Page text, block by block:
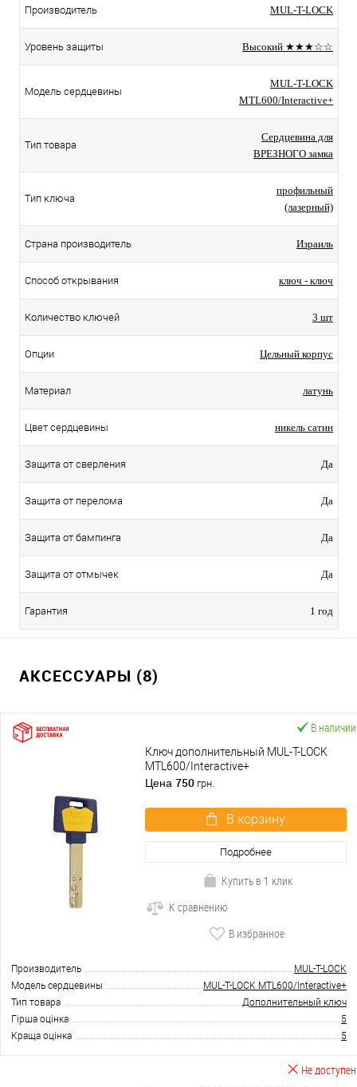
Производитель MUL-T-LOCK
Уровень защиты Высокий ★★★☆☆
Модель сердцевины
MUL-T-LOCK
MTL600/Interactive+
Тип товара
Сердцевина для
ВРЕЗНОГО замка
Тип ключа
профильный
(лазерный)
Страна производитель Израиль
Способ открывания ключ - ключ
Количество ключей 3 шт
Опции Цельный корпус
Материал латунь
Цвет сердцевины никель сатин
Защита от сверления Да
Защита от перелома Да
Защита от бампинга Да
Защита от отмычек Да
Гарантия 1 год
АКСЕССУАРЫ (8)
В наличии
Ключ дополнительный MUL-T-LOCK
MTL600/Interactive+
Цена 750 грн.
В корзину
Подробнее
Купить в 1 клик
К сравнению
В избранное
Производитель
MUL-T-LOCK
Модель сердцевины
MUL-T-LOCK MTL600/Interactive+
Тип товара
Дополнительный ключ
Гірша оцінка
5
Краща оцінка
5
Не доступен